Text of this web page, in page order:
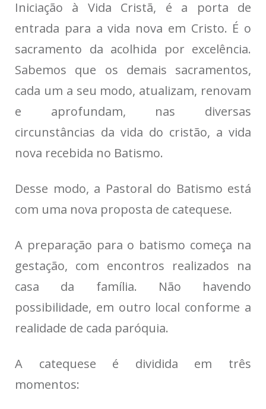
Iniciação à Vida Cristã, é a porta de
entrada para a vida nova em Cristo. É o
sacramento da acolhida por excelência.
Sabemos que os demais sacramentos,
cada um a seu modo, atualizam, renovam
e aprofundam, nas diversas
circunstâncias da vida do cristão, a vida
nova recebida no Batismo.
Desse modo, a Pastoral do Batismo está
com uma nova proposta de catequese.
A preparação para o batismo começa na
gestação, com encontros realizados na
casa da família. Não havendo
possibilidade, em outro local conforme a
realidade de cada paróquia.
A catequese é dividida em três
momentos: